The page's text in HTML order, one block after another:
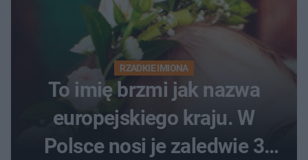
RZADKIE IMIONA
To imię brzmi jak nazwa
europejskiego kraju. W
Polsce nosi je zaledwie 3